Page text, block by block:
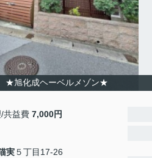
★旭化成ヘーベルメゾン★
益費 7,000円
実５丁目17-26